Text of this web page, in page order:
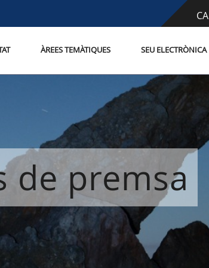
CA
ES
ÀREES TEMÀTIQUES SEU ELECTRÒNICA
de premsa